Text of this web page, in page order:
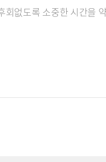
없도록 소중한 ​시간을